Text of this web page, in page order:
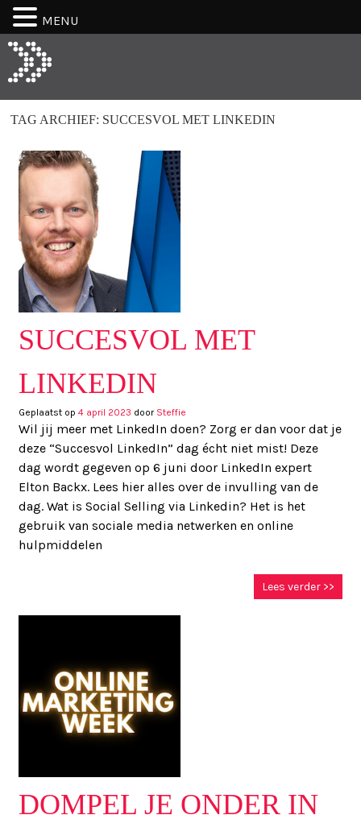
TAG ARCHIEF: SUCCESVOL MET LINKEDIN
SUCCESVOL MET
LINKEDIN
Geplaatst op 4 april 2023 door Steffie
Wil jij meer met LinkedIn doen? Zorg er dan voor dat je
deze “Succesvol LinkedIn” dag écht niet mist! Deze
dag wordt gegeven op 6 juni door LinkedIn expert
Elton Backx. Lees hier alles over de invulling van de
dag. Wat is Social Selling via Linkedin? Het is het
gebruik van sociale media netwerken en online
hulpmiddelen
Lees verder >>
DOMPEL JE ONDER IN
MENU